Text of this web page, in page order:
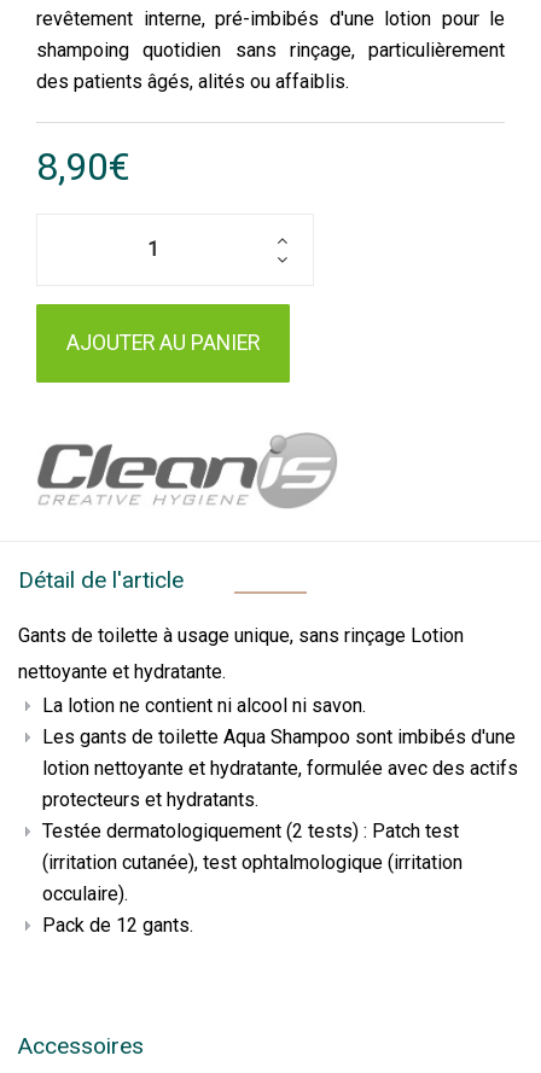
revêtement interne, pré-imbibés d'une lotion pour le
shampoing quotidien sans rinçage, particulièrement
des patients âgés, alités ou affaiblis.
8,90€
AJOUTER AU PANIER
Détail de l'article
Gants de toilette à usage unique, sans rinçage Lotion
nettoyante et hydratante.
La lotion ne contient ni alcool ni savon.
Les gants de toilette Aqua Shampoo sont imbibés d'une
lotion nettoyante et hydratante, formulée avec des actifs
protecteurs et hydratants.
Testée dermatologiquement (2 tests) : Patch test
(irritation cutanée), test ophtalmologique (irritation
occulaire).
Pack de 12 gants.
Accessoires